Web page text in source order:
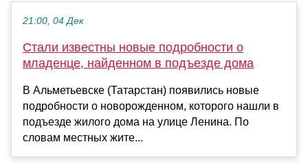
21:00, 04 Дек
Стали известны новые подробности о
младенце, найденном в подъезде дома
В Альметьевске (Татарстан) появились новые
подробности о новорожденном, которого нашли в
подъезде жилого дома на улице Ленина. По
словам местных жите...